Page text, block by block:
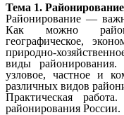
Тема 1.
Районирование —
Как можно
географическое,
природно-
виды
узловое, частное и
различных видов
Практическая
районирования России.